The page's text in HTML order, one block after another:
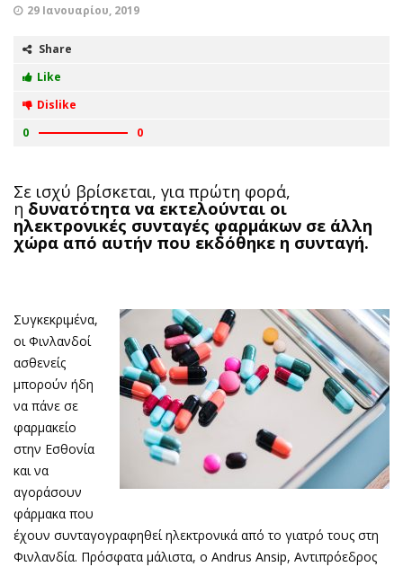
29 Ιανουαρίου, 2019
Share
Like
Dislike
0
0
Σε ισχύ βρίσκεται, για πρώτη φορά,
η δυνατότητα να εκτελούνται οι
ηλεκτρονικές συνταγές φαρμάκων σε άλλη
χώρα από αυτήν που εκδόθηκε η συνταγή.
Συγκεκριμένα,
οι Φινλανδοί
ασθενείς
μπορούν ήδη
να πάνε σε
φαρμακείο
στην Εσθονία
και να
αγοράσουν
φάρμακα που
έχουν συνταγογραφηθεί ηλεκτρονικά από το γιατρό τους στη
Φινλανδία. Πρόσφατα μάλιστα, ο Andrus Ansip, Αντιπρόεδρος